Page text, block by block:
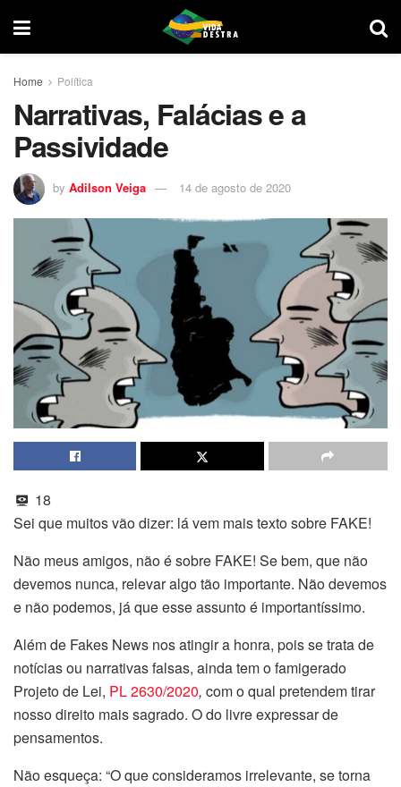
Home Política
Narrativas, Falácias e a
Passividade
by Adilson Veiga 14 de agosto de 2020
18
Sei que muitos vão dizer: lá vem mais texto sobre FAKE!
Não meus amigos, não é sobre FAKE! Se bem, que não
devemos nunca, relevar algo tão importante. Não devemos
e não podemos, já que esse assunto é importantíssimo.
Além de Fakes News nos atingir a honra, pois se trata de
notícias ou narrativas falsas, ainda tem o famigerado
Projeto de Lei, PL 2630/2020, com o qual pretendem tirar
nosso direito mais sagrado. O do livre expressar de
pensamentos.
Não esqueça: “O que consideramos irrelevante, se torna